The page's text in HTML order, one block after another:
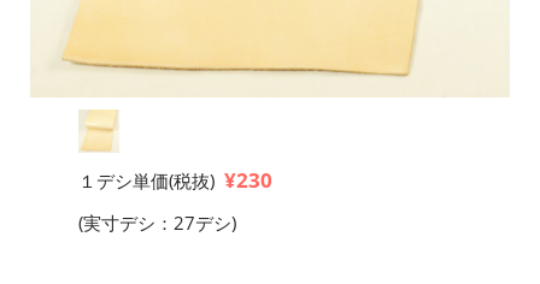
１デシ単価(税抜) ¥230
(実寸デシ：27デシ)